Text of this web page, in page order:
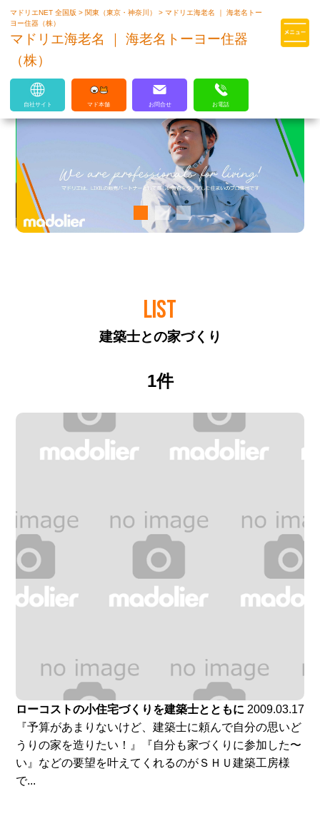
マドリエはLIXILの厳しい基準を
マドリエNET 全国版> 関東（東京・神奈川）>マドリエ海老名 ｜ 海老名トー
ヨー住器（株）
マドリエ海老名 ｜ 海老名トーヨー住器
（株）
自社サイト マド本舗 お問合せ お電話
LIST
建築士との家づくり
1件
ローコストの小住宅づくりを建築士とともに 2009.03.17
『予算があまりないけど、建築士に頼んで自分の思いど
うりの家を造りたい！』『自分も家づくりに参加した〜
い』などの要望を叶えてくれるのがＳＨＵ建築工房様
で...